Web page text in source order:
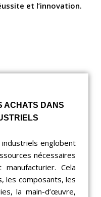
et l’innovation.
ACHATS DANS
englobent
nécessaires
Cela
les composants, les
la main-d’œuvre,